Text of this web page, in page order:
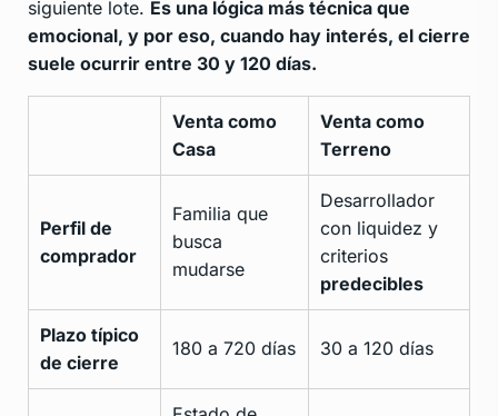
siguiente lote. Es una lógica más técnica que
emocional, y por eso, cuando hay interés, el cierre
suele ocurrir entre 30 y 120 días.
Venta como
Casa
Venta como
Terreno
Perfil de
comprador
Familia que
busca
mudarse
Desarrollador
con liquidez y
criterios
predecibles
Plazo típico
de cierre
180 a 720 días 30 a 120 días